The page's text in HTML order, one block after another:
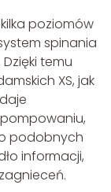
poziomów
spinania
temu
XS, jak
podobnych
informacji,